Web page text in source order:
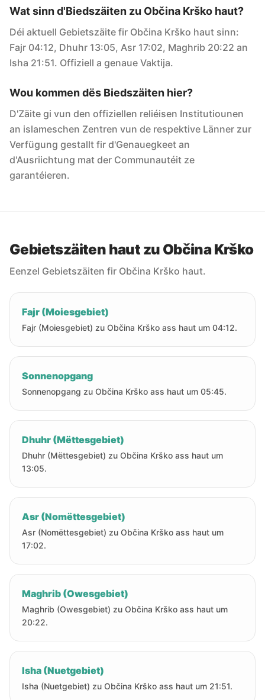
Wat sinn d'Biedszäiten zu Občina Krško haut?
Déi aktuell Gebietszäite fir Občina Krško haut sinn:
Fajr 04:12, Dhuhr 13:05, Asr 17:02, Maghrib 20:22 an
Isha 21:51. Offiziell a genaue Vaktija.
Wou kommen dës Biedszäiten hier?
D'Zäite gi vun den offiziellen reliéisen Institutiounen
an islameschen Zentren vun de respektive Länner zur
Verfügung gestallt fir d'Genauegkeet an
d'Ausriichtung mat der Communautéit ze
garantéieren.
Gebietszäiten haut zu Občina Krško
Eenzel Gebietszäiten fir Občina Krško haut.
Fajr (Moiesgebiet)
Fajr (Moiesgebiet) zu Občina Krško ass haut um 04:12.
Sonnenopgang
Sonnenopgang zu Občina Krško ass haut um 05:45.
Dhuhr (Mëttesgebiet)
Dhuhr (Mëttesgebiet) zu Občina Krško ass haut um
13:05.
Asr (Nomëttesgebiet)
Asr (Nomëttesgebiet) zu Občina Krško ass haut um
17:02.
Maghrib (Owesgebiet)
Maghrib (Owesgebiet) zu Občina Krško ass haut um
20:22.
Isha (Nuetgebiet)
Isha (Nuetgebiet) zu Občina Krško ass haut um 21:51.